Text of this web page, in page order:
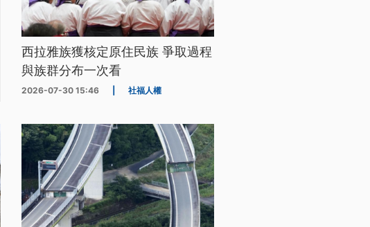
西拉雅族獲核定原住民族 爭取過程
與族群分布一次看
2026-07-30 15:46 社福人權